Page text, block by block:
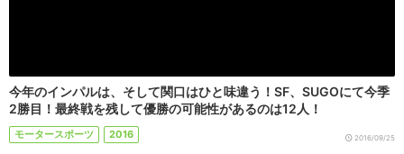
今年のインパルは、そして関口はひと味違う！SF、SUGOにて今季
2勝目！最終戦を残して優勝の可能性があるのは12人！
モータースポーツ 2016 2016/09/25